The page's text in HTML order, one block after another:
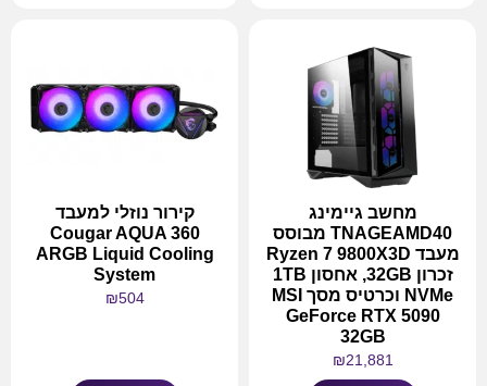
מחשב גיימינג
TNAGEAMD40 מבוסס
מעבד Ryzen 7 9800X3D
זכרון 32GB, אחסון 1TB
NVMe וכרטיס מסך MSI
GeForce RTX 5090
32GB
₪21,881
קירור נוזלי למעבד
Cougar AQUA 360
ARGB Liquid Cooling
System
₪504